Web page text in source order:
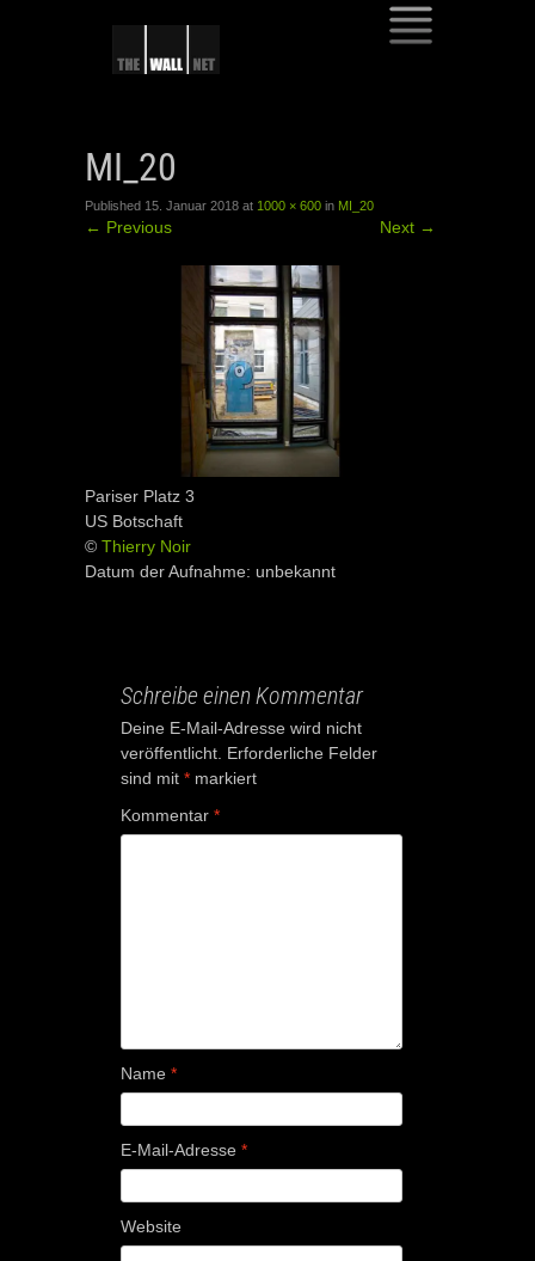
TO
CONTENT
MI_20
Published 15. Januar 2018 at 1000 × 600 in MI_20
← Previous Next →
Pariser Platz 3
US Botschaft
© Thierry Noir
Datum der Aufnahme: unbekannt
Schreibe einen Kommentar
Deine E-Mail-Adresse wird nicht
veröffentlicht. Erforderliche Felder
sind mit * markiert
Kommentar *
Name *
E-Mail-Adresse *
Website